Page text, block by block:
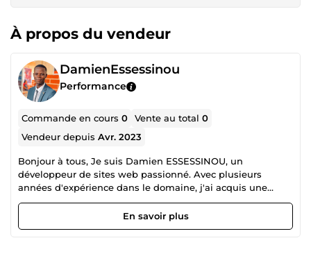
À propos du vendeur
DamienEssessinou
Performance
Commande en cours0 Vente au total0
Vendeur depuisAvr. 2023
Bonjour à tous, Je suis Damien ESSESSINOU, un
développeur de sites web passionné. Avec plusieurs
années d'expérience dans le domaine, j'ai acquis une
expertise solide dans la création de sites web fonctionnels,
ergonomiques et esthétiques. Je maîtrise un grand
nombre de langages de programmation, tels que HTML,
En savoir plus